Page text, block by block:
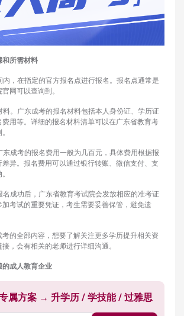
和所需材料
内，在指定的官方报名点进行报名。报名点通常是
网可以查询到。
料。广东成考的报名材料包括本人身份证、学历证
用等。详细的报名材料清单可以在广东省教育考
东成考的报名费用一般为几百元，具体费用根据报
异。报名费用可以通过银行转账、微信支付、支
名成功后，广东省教育考试院会发放相应的准考证
考试的重要凭证，考生需要妥善保管，避免遗
考的全部内容，想要了解关注更多学历提升相关资
，会有相关的老师进行详细沟通。
的成人教育企业
属方案 → 升学历 / 学技能 / 过雅思